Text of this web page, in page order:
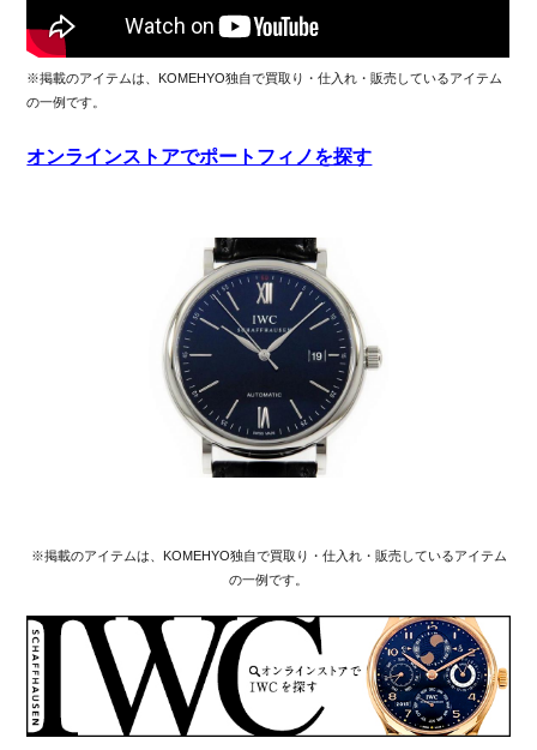
※掲載のアイテムは、KOMEHYO独自で買取り・仕入れ・販売しているアイテム
の一例です。
オンラインストアでポートフィノを探す
※掲載のアイテムは、KOMEHYO独自で買取り・仕入れ・販売しているアイテム
の一例です。